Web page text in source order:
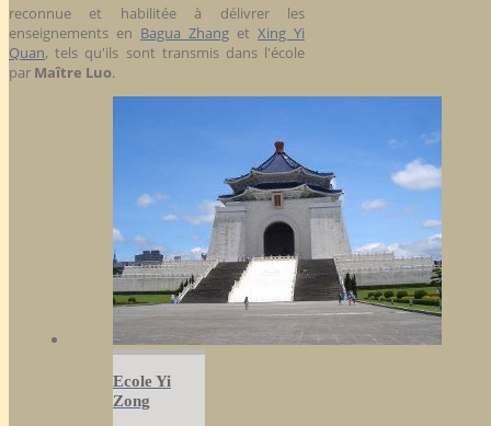
reconnue et habilitée à délivrer les
enseignements en Bagua Zhang et Xing Yi
Quan, tels qu'ils sont transmis dans l'école
par Maître Luo.
Ecole Yi
Zong